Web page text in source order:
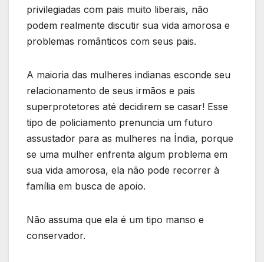
privilegiadas com pais muito liberais, não
podem realmente discutir sua vida amorosa e
problemas românticos com seus pais.
A maioria das mulheres indianas esconde seu
relacionamento de seus irmãos e pais
superprotetores até decidirem se casar! Esse
tipo de policiamento prenuncia um futuro
assustador para as mulheres na Índia, porque
se uma mulher enfrenta algum problema em
sua vida amorosa, ela não pode recorrer à
família em busca de apoio.
Não assuma que ela é um tipo manso e
conservador.